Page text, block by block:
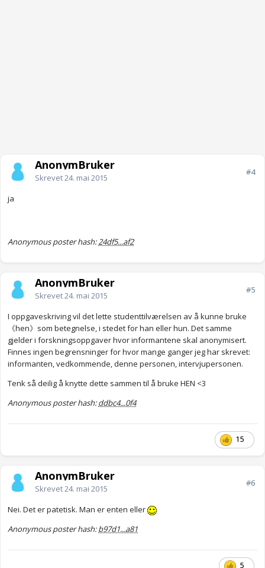
AnonymBruker
Skrevet24. mai 2015
#4
ja
Anonymous poster hash:24df5...af2
AnonymBruker
Skrevet24. mai 2015
#5
I oppgaveskriving vil det lette studenttilværelsen av å kunne bruke
《hen》som betegnelse, i stedet for han eller hun. Det samme
gjelder i forskningsoppgaver hvor informantene skal anonymisert.
Finnes ingen begrensninger for hvor mange ganger jeg har skrevet:
informanten, vedkommende, denne personen, intervjupersonen.
Tenk så deilig å knytte dette sammen til å bruke HEN <3
Anonymous poster hash:ddbc4...0f4
15
AnonymBruker
Skrevet24. mai 2015
#6
Nei. Det er patetisk. Man er enten eller
Anonymous poster hash:b97d1...a81
5